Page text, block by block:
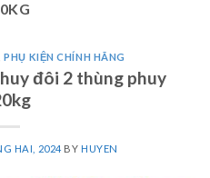
PHỤ KIỆN CHÍNH HÃNG
đôi 2 thùng phuy
HAI, 2024 BYHUYEN